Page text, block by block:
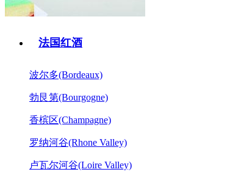
法国红酒
波尔多(Bordeaux)
勃艮第(Bourgogne)
香槟区(Champagne)
罗纳河谷(Rhone Valley)
卢瓦尔河谷(Loire Valley)